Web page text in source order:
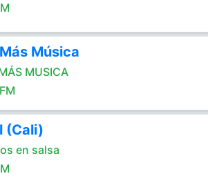
Música
MUSICA
(Cali)
en salsa